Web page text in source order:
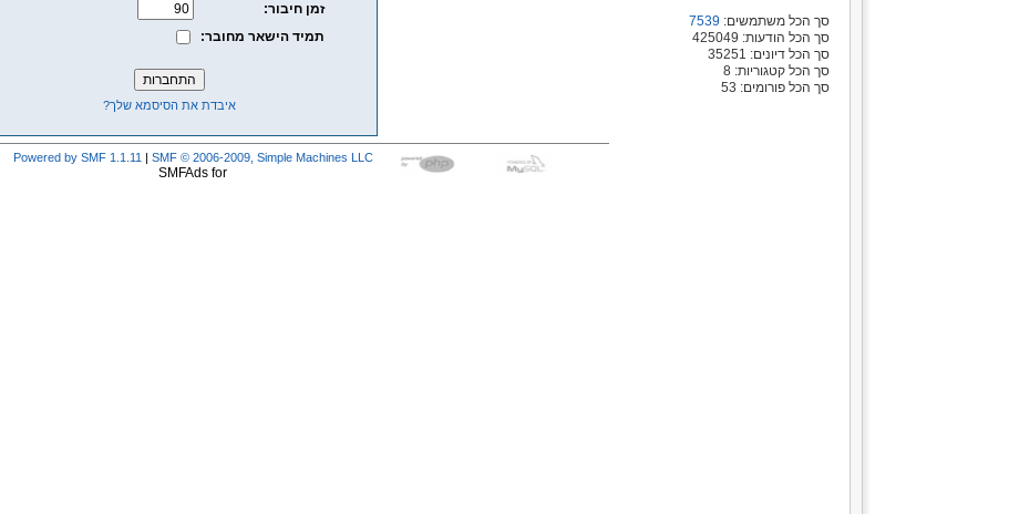
סך הכל משתמשים: 7539
סך הכל הודעות: 425049
סך הכל דיונים: 35251
סך הכל קטגוריות: 8
סך הכל פורומים: 53
זמן חיבור:
תמיד הישאר מחובר:
איבדת את הסיסמא שלך?
Powered by SMF 1.1.11 | SMF © 2006-2009, Simple Machines LLC
SMFAds for